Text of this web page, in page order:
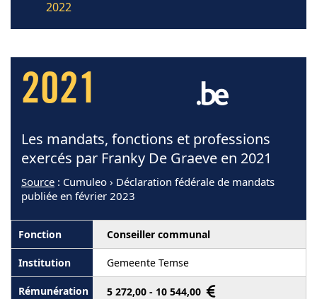
2022
2021
Les mandats, fonctions et professions
exercés par Franky De Graeve en 2021
Source : Cumuleo › Déclaration fédérale de mandats
publiée en février 2023
Conseiller communal
Gemeente Temse
5 272,00 - 10 544,00